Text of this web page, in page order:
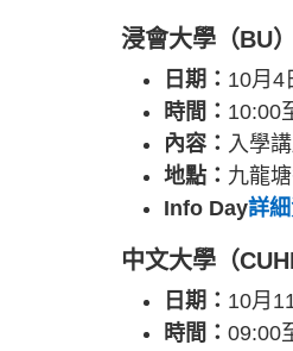
浸會大學（BU
日期： 10月4
時間： 10:00
內容： 入學
地點： 九龍
Info Day詳
中文大學（
日期： 10月
時間： 09:00